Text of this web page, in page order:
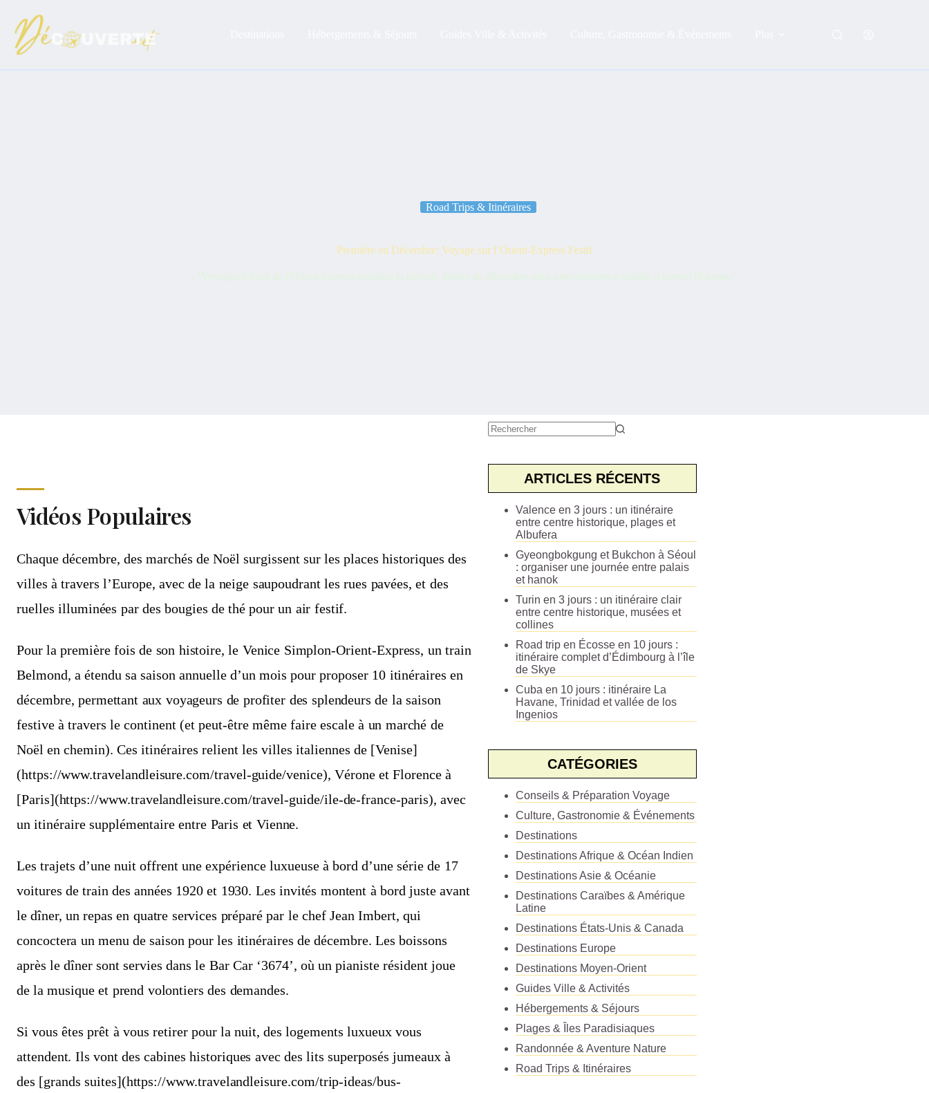
contenu
Road Trips & Itinéraires
Première en Décembre: Voyage sur l’Orient-Express Festif
: "Voyagez à bord de l'Orient-Express pendant la période festive de décembre pour une expérience unique à travers l'Europe."
Vidéos Populaires
Chaque décembre, des marchés de Noël surgissent sur les places historiques des
villes à travers l’Europe, avec de la neige saupoudrant les rues pavées, et des
ruelles illuminées par des bougies de thé pour un air festif.
Pour la première fois de son histoire, le Venice Simplon-Orient-Express, un train
Belmond, a étendu sa saison annuelle d’un mois pour proposer 10 itinéraires en
décembre, permettant aux voyageurs de profiter des splendeurs de la saison
festive à travers le continent (et peut-être même faire escale à un marché de
Noël en chemin). Ces itinéraires relient les villes italiennes de [Venise]
(https://www.travelandleisure.com/travel-guide/venice), Vérone et Florence à
[Paris](https://www.travelandleisure.com/travel-guide/ile-de-france-paris), avec
un itinéraire supplémentaire entre Paris et Vienne.
Les trajets d’une nuit offrent une expérience luxueuse à bord d’une série de 17
voitures de train des années 1920 et 1930. Les invités montent à bord juste avant
le dîner, un repas en quatre services préparé par le chef Jean Imbert, qui
concoctera un menu de saison pour les itinéraires de décembre. Les boissons
après le dîner sont servies dans le Bar Car ‘3674’, où un pianiste résident joue
de la musique et prend volontiers des demandes.
Si vous êtes prêt à vous retirer pour la nuit, des logements luxueux vous
attendent. Ils vont des cabines historiques avec des lits superposés jumeaux à
des [grands suites](https://www.travelandleisure.com/trip-ideas/bus-
ARTICLES RÉCENTS
Valence en 3 jours : un itinéraire
entre centre historique, plages et
Albufera
Gyeongbokgung et Bukchon à Séoul
: organiser une journée entre palais
et hanok
Turin en 3 jours : un itinéraire clair
entre centre historique, musées et
collines
Road trip en Écosse en 10 jours :
itinéraire complet d’Édimbourg à l’île
de Skye
Cuba en 10 jours : itinéraire La
Havane, Trinidad et vallée de los
Ingenios
CATÉGORIES
Conseils & Préparation Voyage
Culture, Gastronomie & Événements
Destinations
Destinations Afrique & Océan Indien
Destinations Asie & Océanie
Destinations Caraïbes & Amérique
Latine
Destinations États-Unis & Canada
Destinations Europe
Destinations Moyen-Orient
Guides Ville & Activités
Hébergements & Séjours
Plages & Îles Paradisiaques
Randonnée & Aventure Nature
Road Trips & Itinéraires